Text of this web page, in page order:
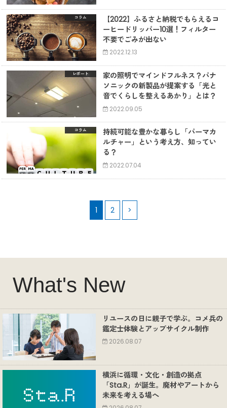
コラム
【2022】ふるさと納税でもらえるコ
ーヒードリッパー10選！フィルター
不要でごみが出ない
2022.12.13
レポート
家の照明でマインドフルネス？パナ
ソニックの新製品が提案する「光と
音でくらしを整えるあかり」とは？
2022.09.05
コラム
持続可能な豊かな暮らし「パーマカ
ルチャー」という考え方、知ってい
る？
2022.07.04
1 2 >
What's New
リユースの日に親子で学ぶ。コメ兵の
鑑定士体験とアップサイクル制作
2026.08.07
横浜に循環・文化・創造の拠点
「Sta.R」が誕生。廃材やアートから
未来を考える場へ